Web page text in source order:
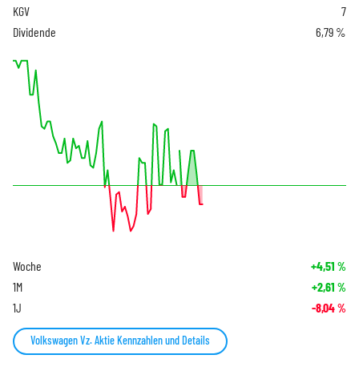
KGV
7
Dividende
6,79 %
Woche +4,51 %
1M +2,61 %
1J -8,04%
Volkswagen Vz. Aktie Kennzahlen und Details